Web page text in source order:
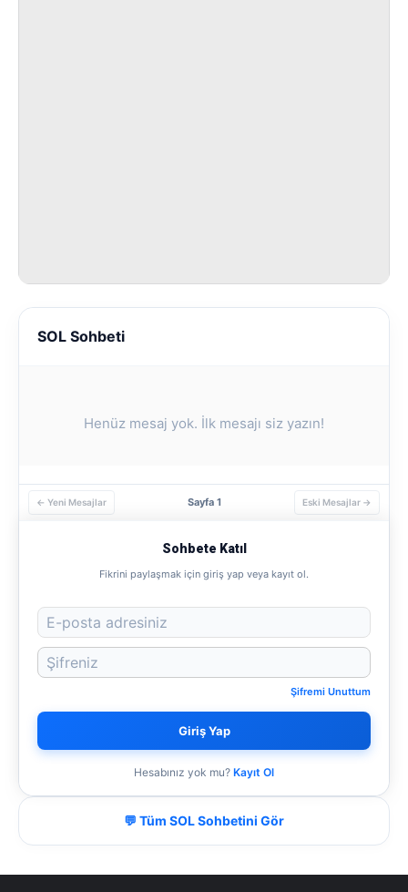
SOL Sohbeti
Henüz mesaj yok. İlk mesajı siz yazın!
← Yeni Mesajlar Sayfa 1 Eski Mesajlar →
Sohbete Katıl
Fikrini paylaşmak için giriş yap veya kayıt ol.
Şifremi Unuttum
Giriş Yap
Hesabınız yok mu? Kayıt Ol
💬 Tüm SOL Sohbetini Gör